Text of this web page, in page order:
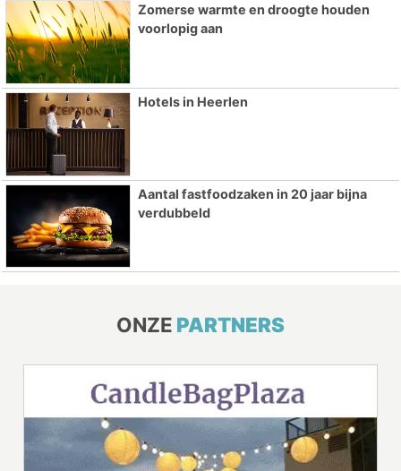
Zomerse warmte en droogte houden
voorlopig aan
Hotels in Heerlen
Aantal fastfoodzaken in 20 jaar bijna
verdubbeld
ONZE PARTNERS